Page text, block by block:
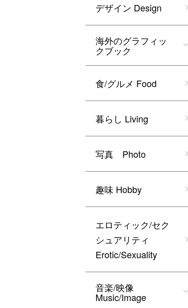
デザイン Design
海外のグラフィッ
クブック
食/グルメ Food
暮らし Living
写真 Photo
趣味 Hobby
エロティック/セク
シュアリティ
Erotic/Sexuality
音楽/映像
Music/Image